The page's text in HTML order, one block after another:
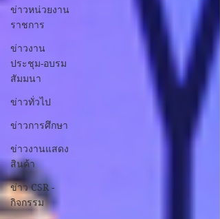
ข่าวหน่วยงาน
ราชการ
ข่าวงาน
ประชุม-อบรม
สัมมนา
ข่าวทั่วไป
ข่าวการศึกษา
ข่าวงานแสดง
สินค้า
ข่าว CSR -
กิจกรรม